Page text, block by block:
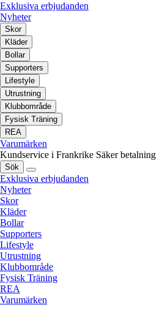
Exklusiva erbjudanden
Nyheter
Skor
Kläder
Bollar
Supporters
Lifestyle
Utrustning
Klubbområde
Fysisk Träning
REA
Varumärken
Kundservice i Frankrike Säker betalning
Sök
Exklusiva erbjudanden
Nyheter
Skor
Kläder
Bollar
Supporters
Lifestyle
Utrustning
Klubbområde
Fysisk Träning
REA
Varumärken